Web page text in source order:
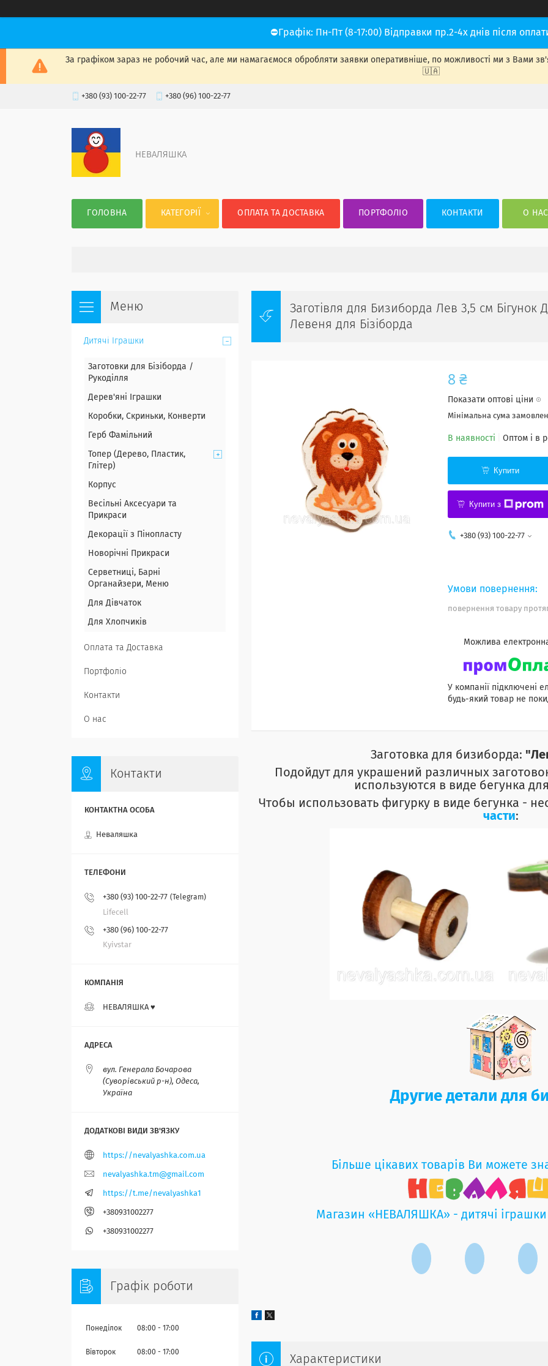
⛔Графік: Пн-Пт (8-17:00) Відправки пр.2-4х днів після
За графіком зараз не робочий час, але ми намагаємося обробляти заявки оперативніше, по можливості ми з Вами
🇺🇦
+380 (93) 100-22-77 +380 (96) 100-22-77
НЕВАЛЯШКА
ГОЛОВНА КАТЕГОРІЇ ОПЛАТА ТА ДОСТАВКА ПОРТФОЛІО КОНТАКТИ О НАС
Заготівля для Бизиборда Лев 3,5 см Бігунок
Левеня для Бізіборда
8 ₴
Показати оптові ціни
Мінімальна сума
В наявності Оптом і в
Купити
Купити з
+380 (93) 100-22-77
повернення товару
У компанії підключені
будь-який товар не
Заготовка для бизиборда:
Подойдут для украшений различных
используются в виде бегунка
Чтобы использовать фигурку в виде бегунка -
части:
Другие детали для
Більше цікавих товарів Ви можете
Магазин «НЕВАЛЯШКА» - дитячі
Характеристики
Дитячі Іграшки
Заготовки для Бізіборда /
Рукоділля
Дерев'яні Іграшки
Коробки, Скриньки, Конверти
Герб Фамільний
Топер (Дерево, Пластик,
Глітер)
Корпус
Весільні Аксесуари та
Прикраси
Декорації з Пінопласту
Новорічні Прикраси
Серветниці, Барні
Органайзери, Меню
Для Дівчаток
Для Хлопчиків
Оплата та Доставка
Портфоліо
Контакти
О нас
Контакти
Неваляшка
+380 (93) 100-22-77 Telegram
Lifecell
+380 (96) 100-22-77
Kyivstar
НЕВАЛЯШКА ♥️
вул. Генерала Бочарова
(Суворівський р-н), Одеса,
Україна
https://nevalyashka.com.ua
nevalyashka.tm@gmail.com
https://t.me/nevalyashka1
+380931002277
+380931002277
Графік роботи
Понеділок 08:00 17:00
Вівторок 08:00 17:00